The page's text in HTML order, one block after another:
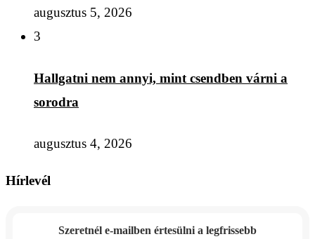
augusztus 5, 2026
3
Hallgatni nem annyi, mint csendben várni a
sorodra
augusztus 4, 2026
Hírlevél
Szeretnél e-mailben értesülni a legfrissebb